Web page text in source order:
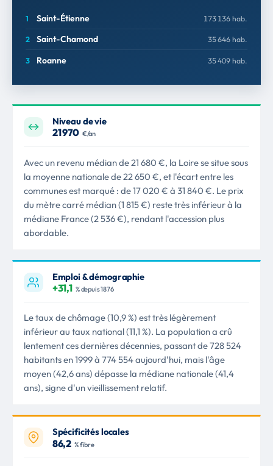
Saint-Étienne 173 136 hab.
Saint-Chamond 35 646 hab.
Roanne 35 409 hab.
Niveau de vie
21 970 €/an
Avec un revenu médian de 21 680 €, la Loire se situe sous
la moyenne nationale de 22 650 €, et l'écart entre les
communes est marqué : de 17 020 € à 31 840 €. Le prix
du mètre carré médian (1 815 €) reste très inférieur à la
médiane France (2 536 €), rendant l'accession plus
abordable.
Emploi & démographie
+31,1 % depuis 1876
Le taux de chômage (10,9 %) est très légèrement
inférieur au taux national (11,1 %). La population a crû
lentement ces dernières décennies, passant de 728 524
habitants en 1999 à 774 554 aujourd'hui, mais l'âge
moyen (42,6 ans) dépasse la médiane nationale (41,4
ans), signe d'un vieillissement relatif.
Spécificités locales
86,2 % fibre